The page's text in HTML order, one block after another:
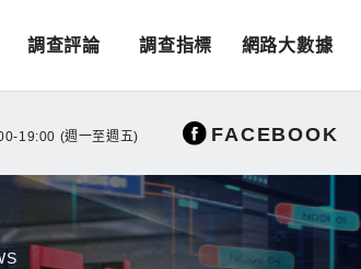
調查評論 調查指標 網路大數據
19:00 (週一至週五) FACEBOOK